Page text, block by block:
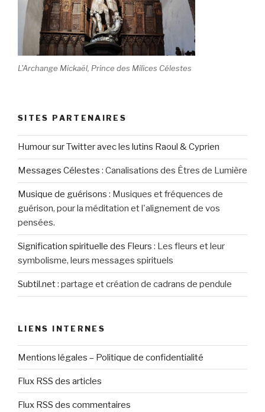
L'Archange Mickaël, Prince des Milices Célestes
SITES PARTENAIRES
Humour sur Twitter avec les lutins Raoul & Cyprien
Messages Célestes : Canalisations des Êtres de Lumière
Musique de guérisons : Musiques et fréquences de
guérison, pour la méditation et l'alignement de vos
pensées.
Signification spirituelle des Fleurs : Les fleurs et leur
symbolisme, leurs messages spirituels
Subtil.net: partage et création de cadrans de pendule
LIENS INTERNES
Mentions légales – Politique de confidentialité
Flux RSS des articles
Flux RSS des commentaires